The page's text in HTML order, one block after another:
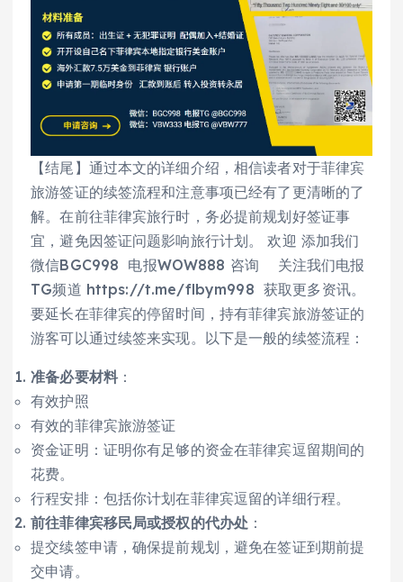
【结尾】通过本文的详细介绍，相信读者对于菲律宾
旅游签证的续签流程和注意事项已经有了更清晰的了
解。在前往菲律宾旅行时，务必提前规划好签证事
宜，避免因签证问题影响旅行计划。 欢迎 添加我们
微信BGC998 电报WOW888 咨询 关注我们电报
TG频道 https://t.me/flbym998 获取更多资讯。
要延长在菲律宾的停留时间，持有菲律宾旅游签证的
游客可以通过续签来实现。以下是一般的续签流程：
准备必要材料：
有效护照
有效的菲律宾旅游签证
资金证明：证明你有足够的资金在菲律宾逗留期间的
花费。
行程安排：包括你计划在菲律宾逗留的详细行程。
前往菲律宾移民局或授权的代办处 ：
提交续签申请，确保提前规划，避免在签证到期前提
交申请。